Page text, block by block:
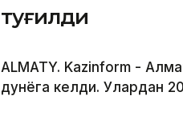
туғилди
ALMATY. Kazinform -
дунёга келди. Улардан